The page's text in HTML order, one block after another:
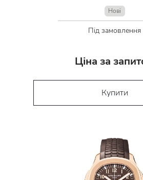
Нові
Під замовлення
Ціна за
Купити